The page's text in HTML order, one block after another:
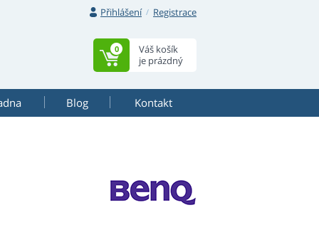
Přihlášení Registrace
Váš košík
je prázdný
0
Blog Kontakt